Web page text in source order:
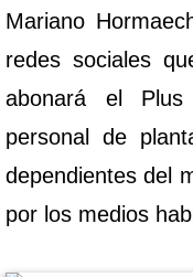
Mariano
redes sociales
abonará el
personal de
dependientes del
por los medios